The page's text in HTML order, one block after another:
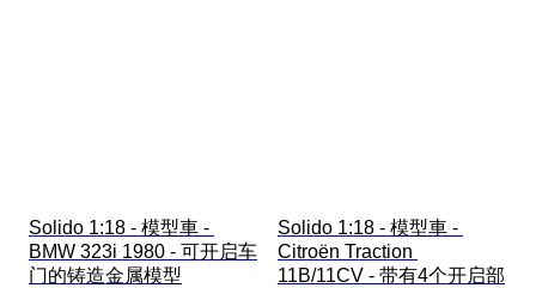
Solido 1:18 - 模型車 -
BMW 323i 1980 - 可开启车
门的铸造金属模型
Solido 1:18 - 模型車 -
Citroën Traction
11B/11CV - 带有4个开启部